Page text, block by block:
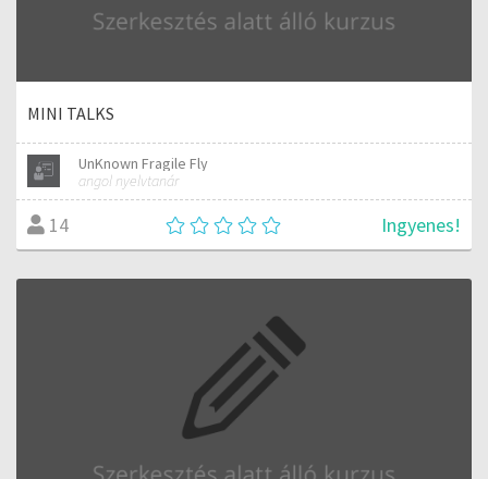
MINI TALKS
UnKnown Fragile Fly
angol nyelvtanár
14 Ingyenes!